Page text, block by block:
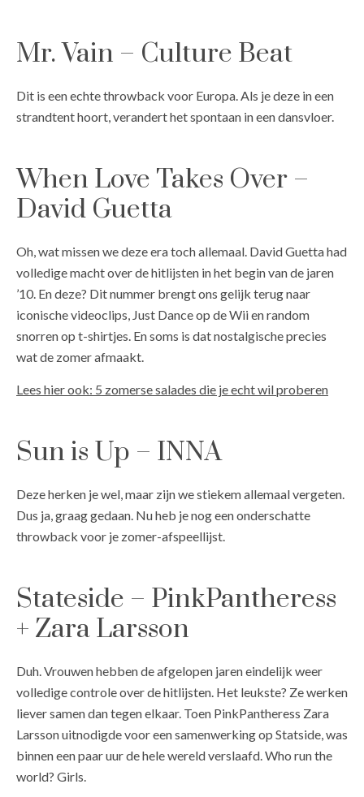
Mr. Vain – Culture Beat
Dit is een echte throwback voor Europa. Als je deze in een
strandtent hoort, verandert het spontaan in een dansvloer.
When Love Takes Over –
David Guetta
Oh, wat missen we deze era toch allemaal. David Guetta had
volledige macht over de hitlijsten in het begin van de jaren
’10. En deze? Dit nummer brengt ons gelijk terug naar
iconische videoclips, Just Dance op de Wii en random
snorren op t-shirtjes. En soms is dat nostalgische precies
wat de zomer afmaakt.
Lees hier ook: 5 zomerse salades die je echt wil proberen
Sun is Up – INNA
Deze herken je wel, maar zijn we stiekem allemaal vergeten.
Dus ja, graag gedaan. Nu heb je nog een onderschatte
throwback voor je zomer-afspeellijst.
Stateside – PinkPantheress
+ Zara Larsson
Duh. Vrouwen hebben de afgelopen jaren eindelijk weer
volledige controle over de hitlijsten. Het leukste? Ze werken
liever samen dan tegen elkaar. Toen PinkPantheress Zara
Larsson uitnodigde voor een samenwerking op Statside, was
binnen een paar uur de hele wereld verslaafd. Who run the
world? Girls.